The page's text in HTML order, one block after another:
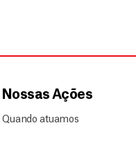
Nossas Ações
Quando atuamos